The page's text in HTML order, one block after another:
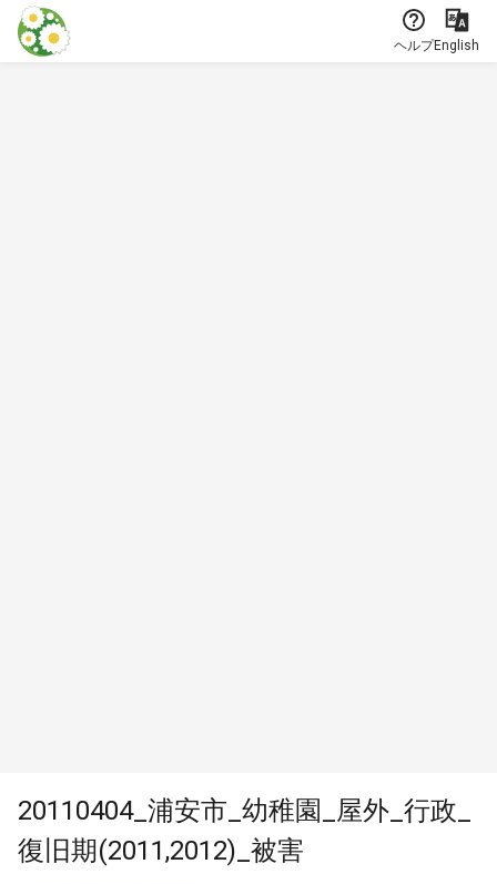
本文に飛ぶ
ヘルプEnglish
20110404_浦安市_幼稚園_屋外_行政_
復旧期(2011,2012)_被害